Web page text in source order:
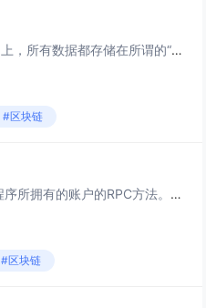
<!--StartFragment--> 在 Solana 上，所有数据都存储在所谓的“账户”中。Solana 上数据的组织方式类似于 [键值存储]，其中数据库中的每个条目都称为“帐户”。 <!--EndFr...
#区块链
<!--StartFragment--> 一个返回程序所拥有的账户的RPC方法。目前不支持分页。请求getProgramAccounts应该包括dataSlice和/或filters参数，以提高响应时间并返回只有预期结果的内容...
#区块链